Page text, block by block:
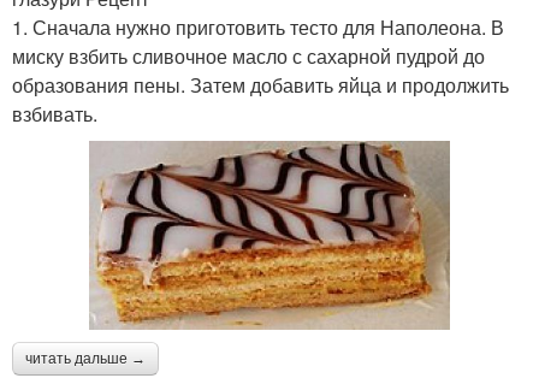
1. Сначала нужно приготовить тесто для Наполеона. В
миску взбить сливочное масло с сахарной пудрой до
образования пены. Затем добавить яйца и продолжить
взбивать.
читать дальше →